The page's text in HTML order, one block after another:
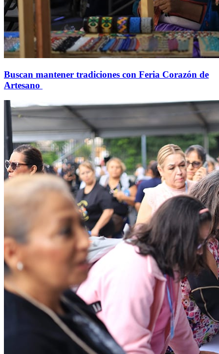
Buscan mantener tradiciones con Feria Corazón de
Artesano